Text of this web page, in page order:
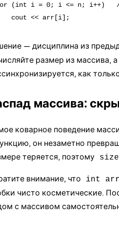
(int i = 0; i <= n; i++)   //
— дисциплина из
размер из массива,
как
массива:
коварное поведение
, он незаметно
теряется, поэтому
внимание, что int
чисто косметические.
с массивом